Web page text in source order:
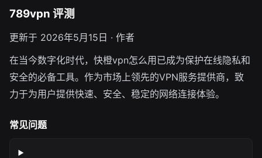
789vpn 评测
更新于 2026年5月15日 · 作者
在当今数字化时代，快橙vpn怎么用已成为保护在线隐私和
安全的必备工具。作为市场上领先的VPN服务提供商，致
力于为用户提供快速、安全、稳定的网络连接体验。
常见问题